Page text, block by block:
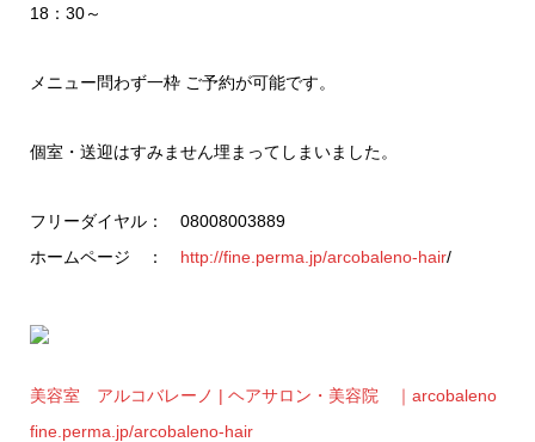
18：30～
メニュー問わず一枠 ご予約が可能です。
個室・送迎はすみません埋まってしまいました。
フリーダイヤル： 08008003889
ホームページ ： http://fine.perma.jp/arcobaleno-hair/
美容室 アルコバレーノ | ヘアサロン・美容院 ｜arcobaleno
fine.perma.jp/arcobaleno-hair